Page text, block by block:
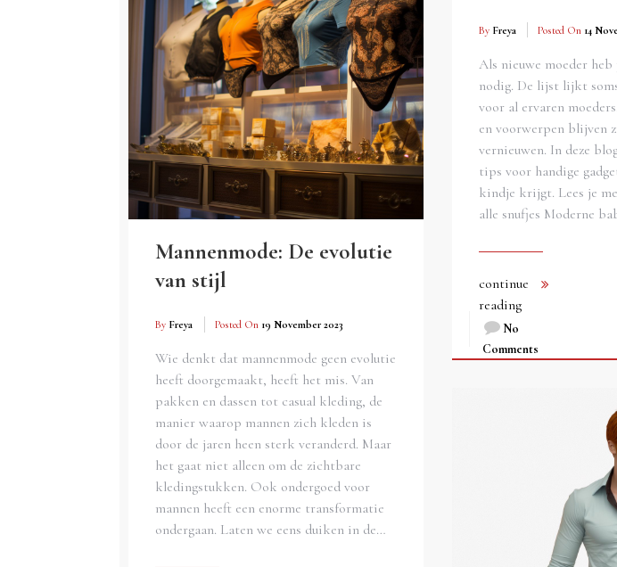
Mannenmode: De evolutie
van stijl
By Freya Posted On 19 November 2023
Wie denkt dat mannenmode geen evolutie
heeft doorgemaakt, heeft het mis. Van
pakken en dassen tot casual kleding, de
manier waarop mannen zich kleden is
door de jaren heen sterk veranderd. Maar
het gaat niet alleen om de zichtbare
kledingstukken. Ook ondergoed voor
mannen heeft een enorme transformatie
ondergaan. Laten we eens duiken in de…
By Freya Posted On 14
Als nieuwe moeder heb
nodig. De lijst lijkt
voor al ervaren
en voorwerpen blijven
vernieuwen. In deze
tips voor handige
kindje krijgt. Lees je
alle snufjes Moderne
continue
reading
No
Comments